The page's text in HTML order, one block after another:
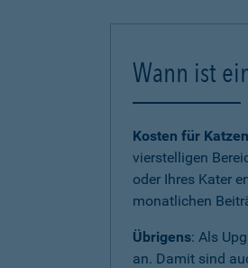
Wann ist
Kosten für
vierstelligen
oder Ihres Kater
monatlichen
Übrigens: Als
an. Damit sind